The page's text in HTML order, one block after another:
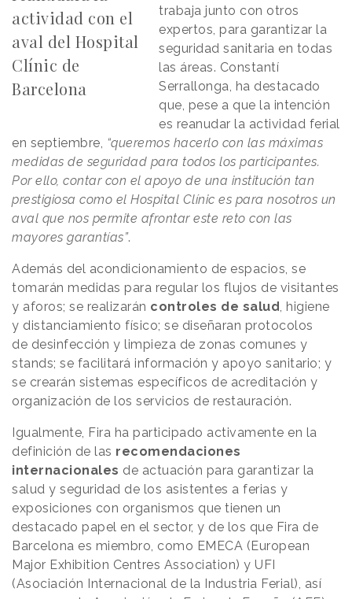
actividad con el
aval del Hospital
Clínic de
Barcelona
trabaja junto con otros
expertos, para garantizar la
seguridad sanitaria en todas
las áreas. Constantí
Serrallonga, ha destacado
que, pese a que la intención
es reanudar la actividad ferial
en septiembre, “queremos hacerlo con las máximas
medidas de seguridad para todos los participantes.
Por ello, contar con el apoyo de una institución tan
prestigiosa como el Hospital Clínic es para nosotros un
aval que nos permite afrontar este reto con las
mayores garantías”.
Además del acondicionamiento de espacios, se
tomarán medidas para regular los flujos de visitantes
y aforos; se realizarán controles de salud , higiene
y distanciamiento físico; se diseñaran protocolos
de desinfección y limpieza de zonas comunes y
stands; se facilitará información y apoyo sanitario; y
se crearán sistemas específicos de acreditación y
organización de los servicios de restauración.
Igualmente, Fira ha participado activamente en la
definición de las recomendaciones
internacionales de actuación para garantizar la
salud y seguridad de los asistentes a ferias y
exposiciones con organismos que tienen un
destacado papel en el sector, y de los que Fira de
Barcelona es miembro, como EMECA (European
Major Exhibition Centres Association) y UFI
(Asociación Internacional de la Industria Ferial), así